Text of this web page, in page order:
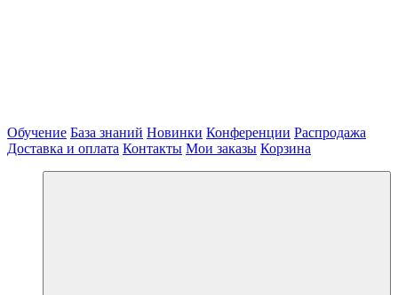
Обучение База знаний Новинки Конференции Распродажа
Доставка и оплата Контакты Мои заказы Корзина